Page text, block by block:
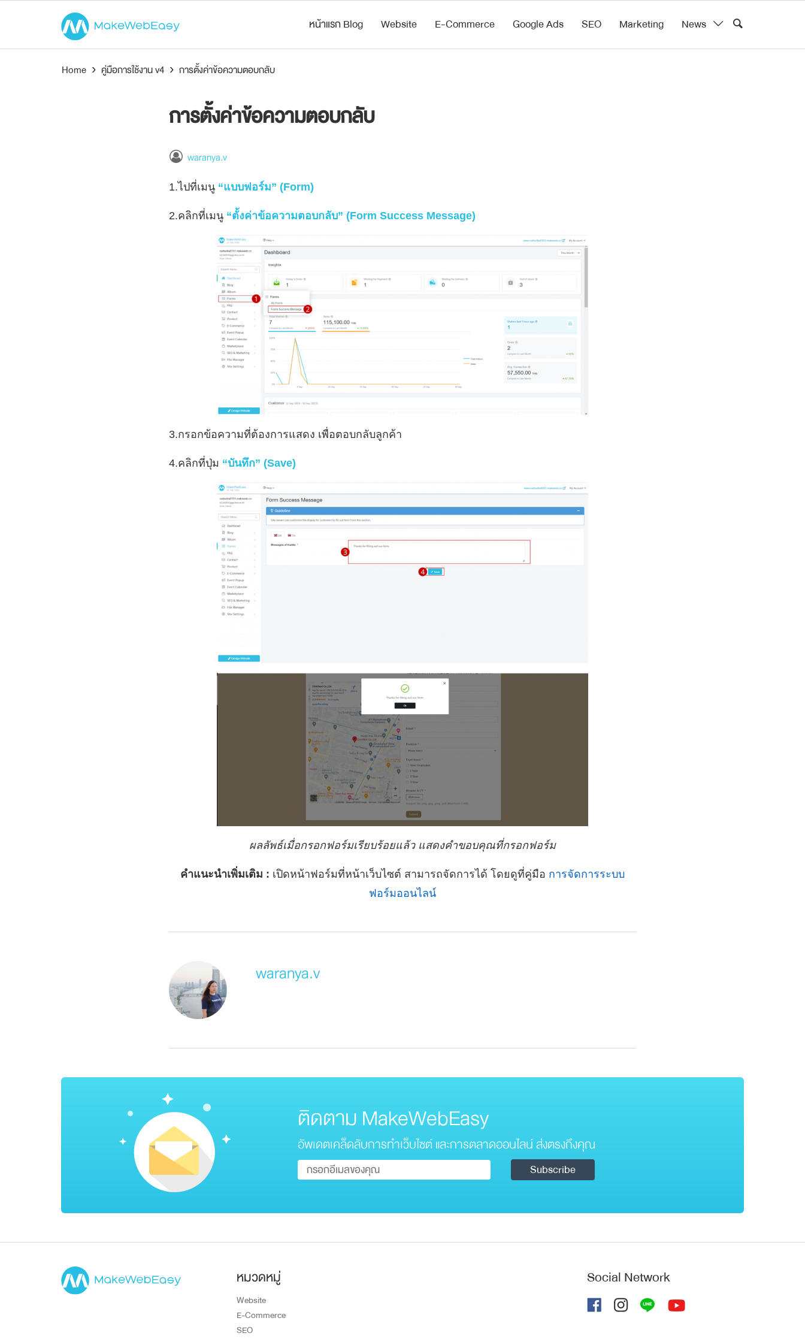
หน้าแรก Blog Website E-Commerce Google Ads SEO Marketing News
Home › คู่มือการใช้งาน v4 › การตั้งค่าข้อความตอบกลับ
การตั้งค่าข้อความตอบกลับ
waranya.v
1.ไปที่เมนู “แบบฟอร์ม” (Form)
2.คลิกที่เมนู “ตั้งค่าข้อความตอบกลับ” (Form Success Message)
3.กรอกข้อความที่ต้องการแสดง เพื่อตอบกลับลูกค้า
4.คลิกที่ปุ่ม “บันทึก” (Save)
ผลลัพธ์เมื่อกรอกฟอร์มเรียบร้อยแล้ว แสดงคำขอบคุณที่กรอกฟอร์ม
คำแนะนำเพิ่มเติม : เปิดหน้าฟอร์มที่หน้าเว็บไซต์ สามารถจัดการได้ โดยดูที่คู่มือ การจัดการระบบ
ฟอร์มออนไลน์
waranya.v
ติดตาม MakeWebEasy
อัพเดตเคล็ดลับการทำเว็บไซต์ และการตลาดออนไลน์ ส่งตรงถึงคุณ
หมวดหมู่
Website
E-Commerce
SEO
Social Network